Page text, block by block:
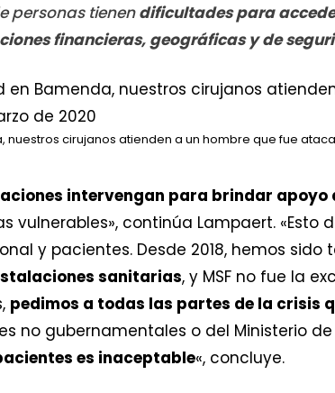
personas tienendificultades para
financieras, geográficas y de
nuestros cirujanos atienden a un hombre que fue
intervengan para brindar apoyo
vulnerables», continúa Lampaert. «Esto
y pacientes. Desde 2018, hemos sido
sanitarias, y MSF no fue la
pedimos a todas las partes de la crisis
no gubernamentales o del Ministerio de
es inaceptable«, concluye.